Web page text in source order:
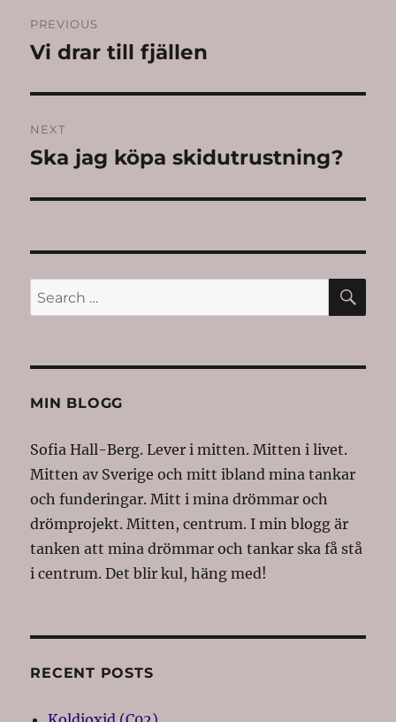
navigation
PREVIOUS
Previous
Vi drar till fjällen
NEXT
Next
Ska jag köpa skidutrustning?
Search
for:
MIN BLOGG
Sofia Hall-Berg. Lever i mitten. Mitten i livet.
Mitten av Sverige och mitt ibland mina tankar
och funderingar. Mitt i mina drömmar och
drömprojekt. Mitten, centrum. I min blogg är
tanken att mina drömmar och tankar ska få stå
i centrum. Det blir kul, häng med!
RECENT POSTS